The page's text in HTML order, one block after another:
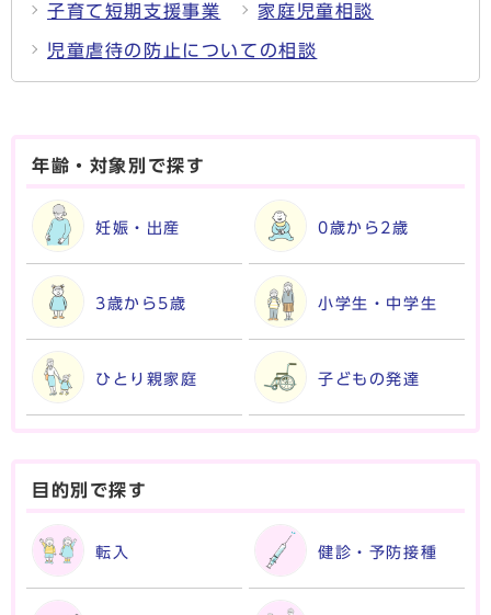
子育て短期支援事業 家庭児童相談
児童虐待の防止についての相談
年齢・対象別で探す
妊娠・出産 0歳から2歳
3歳から5歳 小学生・中学生
ひとり親家庭 子どもの発達
目的別で探す
転入 健診・予防接種